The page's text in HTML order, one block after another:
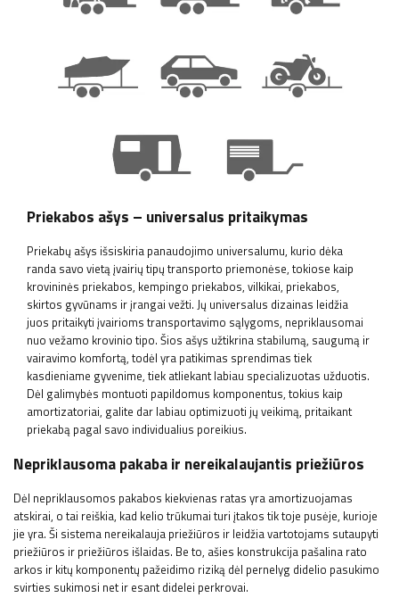
Priekabos ašys – universalus pritaikymas
Priekabų ašys išsiskiria panaudojimo universalumu, kurio dėka
randa savo vietą įvairių tipų transporto priemonėse, tokiose kaip
krovininės priekabos, kempingo priekabos, vilkikai, priekabos,
skirtos gyvūnams ir įrangai vežti. Jų universalus dizainas leidžia
juos pritaikyti įvairioms transportavimo sąlygoms, nepriklausomai
nuo vežamo krovinio tipo. Šios ašys užtikrina stabilumą, saugumą ir
vairavimo komfortą, todėl yra patikimas sprendimas tiek
kasdieniame gyvenime, tiek atliekant labiau specializuotas užduotis.
Dėl galimybės montuoti papildomus komponentus, tokius kaip
amortizatoriai, galite dar labiau optimizuoti jų veikimą, pritaikant
priekabą pagal savo individualius poreikius.
Nepriklausoma pakaba ir nereikalaujantis priežiūros
Dėl nepriklausomos pakabos kiekvienas ratas yra amortizuojamas
atskirai, o tai reiškia, kad kelio trūkumai turi įtakos tik toje pusėje, kurioje
jie yra. Ši sistema nereikalauja priežiūros ir leidžia vartotojams sutaupyti
priežiūros ir priežiūros išlaidas. Be to, ašies konstrukcija pašalina rato
arkos ir kitų komponentų pažeidimo riziką dėl pernelyg didelio pasukimo
svirties sukimosi net ir esant didelei perkrovai.